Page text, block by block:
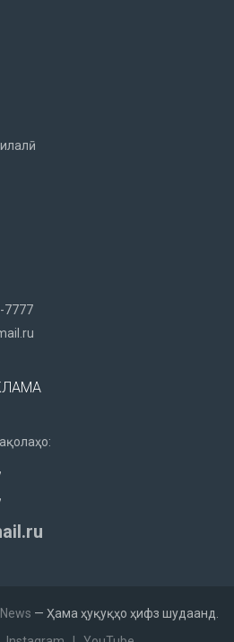
7777
— Ҳама ҳуқуқҳо ҳифз шудаанд.